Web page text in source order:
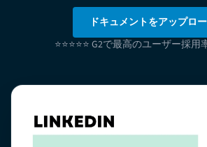
ドキュメントをアップロ
⭐⭐⭐⭐⭐ G2で最高のユーザー採